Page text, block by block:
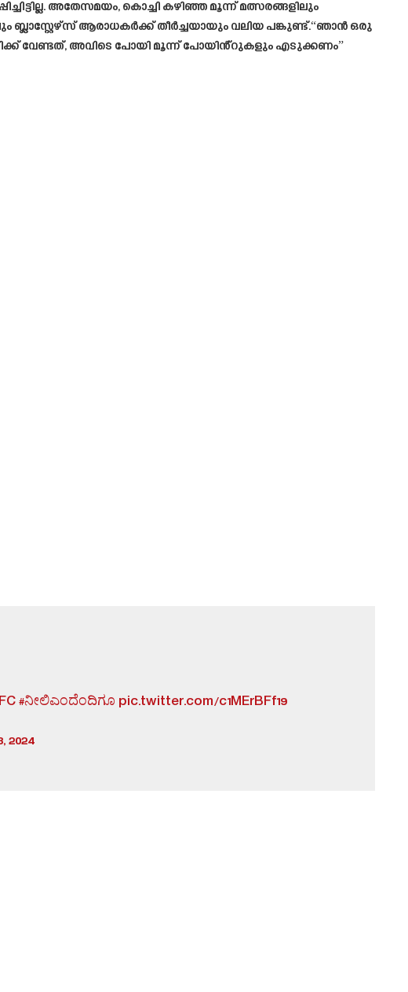
അതേസമയം, കൊച്ചി കഴിഞ്ഞ മൂന്ന് മത്സരങ്ങളിലും
ആരാധകർക്ക് തീർച്ചയായും വലിയ പങ്കുണ്ട്.“ഞാൻ ഒരു
വേണ്ടത്, അവിടെ പോയി മൂന്ന് പോയിൻ്റുകളും എടുക്കണം”
#ನೀಲಿಎಂದೆಂದಿಗೂ pic.twitter.com/c1MErBFf19
2024